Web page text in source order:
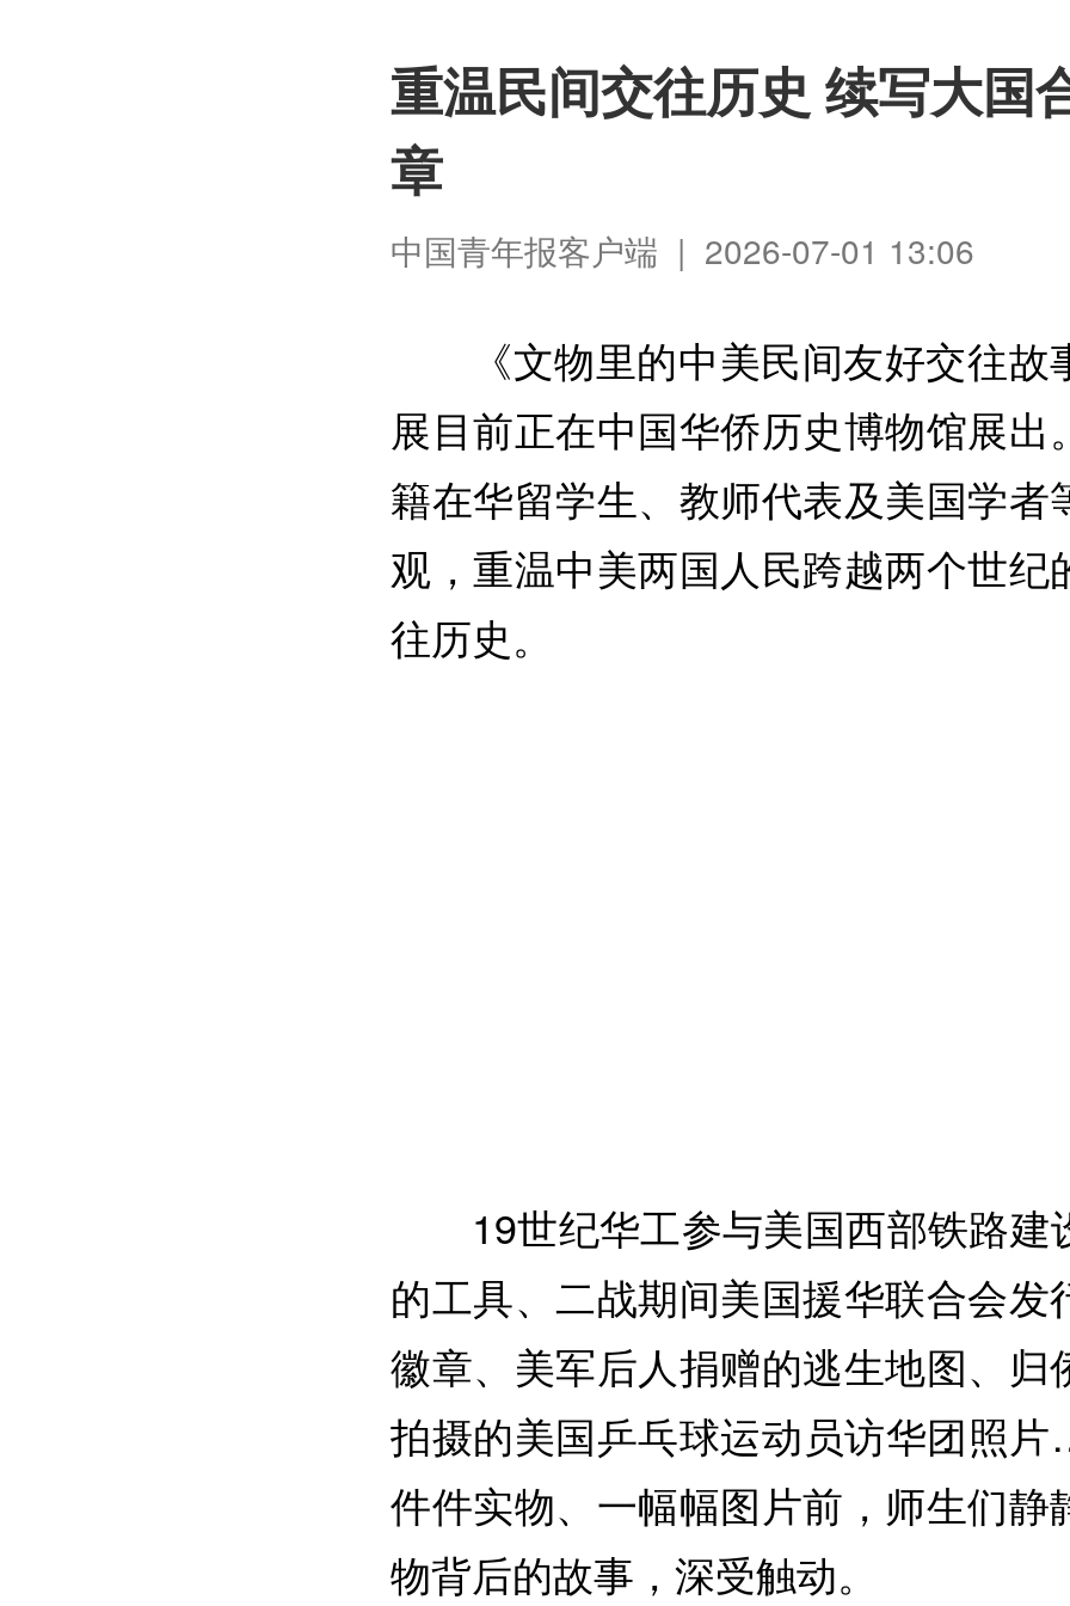
重温民间交往历史 续写大国
章
中国青年报客户端 | 2026-07-01 13:06
《文物里的中美民间友好交往故
展目前正在中国华侨历史博物馆展出
籍在华留学生、教师代表及美国学者
观，重温中美两国人民跨越两个世纪
往历史。
19世纪华工参与美国西部铁路建
的工具、二战期间美国援华联合会发
徽章、美军后人捐赠的逃生地图、归
拍摄的美国乒乓球运动员访华团照
件件实物、一幅幅图片前，师生们静
物背后的故事，深受触动。